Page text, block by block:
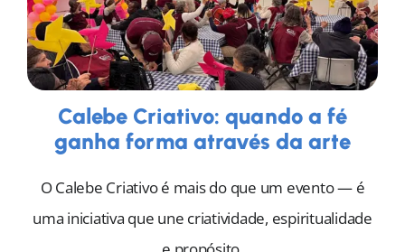
Calebe Criativo: quando a fé
ganha forma através da arte
O Calebe Criativo é mais do que um evento — é
uma iniciativa que une criatividade, espiritualidade